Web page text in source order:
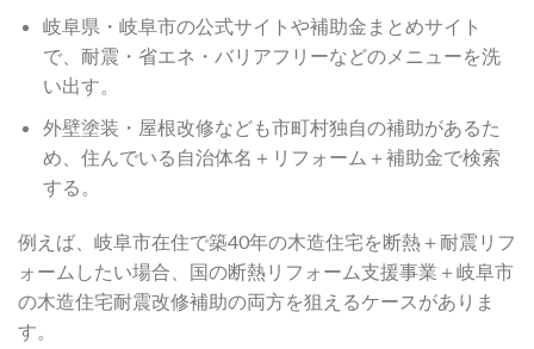
岐阜県・岐阜市の公式サイトや補助金まとめサイト
で、耐震・省エネ・バリアフリーなどのメニューを洗
い出す。
外壁塗装・屋根改修なども市町村独自の補助があるた
め、住んでいる自治体名＋リフォーム＋補助金で検索
する。
例えば、岐阜市在住で築40年の木造住宅を断熱＋耐震リフ
ォームしたい場合、国の断熱リフォーム支援事業＋岐阜市
の木造住宅耐震改修補助の両方を狙えるケースがありま
す。